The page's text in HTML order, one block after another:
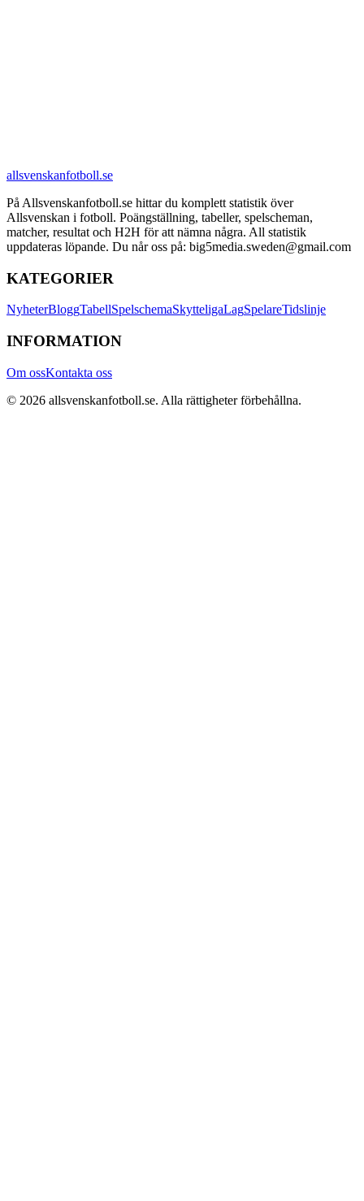
allsvenskanfotboll.se
På Allsvenskanfotboll.se hittar du komplett statistik över
Allsvenskan i fotboll. Poängställning, tabeller, spelscheman,
matcher, resultat och H2H för att nämna några. All statistik
uppdateras löpande. Du når oss på: big5media.sweden@gmail.com
KATEGORIER
NyheterBloggTabellSpelschemaSkytteligaLagSpelareTidslinje
INFORMATION
Om ossKontakta oss
© 2026 allsvenskanfotboll.se. Alla rättigheter förbehållna.